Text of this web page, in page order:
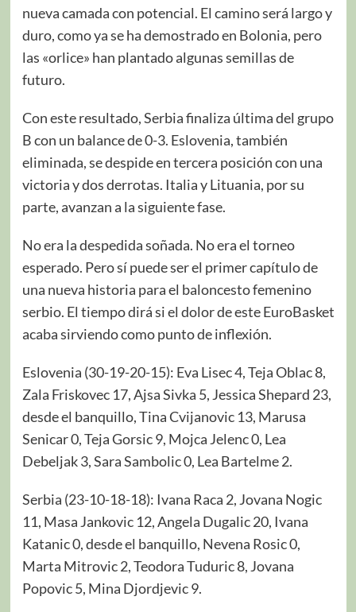
nueva camada con potencial. El camino será largo y
duro, como ya se ha demostrado en Bolonia, pero
las «orlice» han plantado algunas semillas de
futuro.
Con este resultado, Serbia finaliza última del grupo
B con un balance de 0-3. Eslovenia, también
eliminada, se despide en tercera posición con una
victoria y dos derrotas. Italia y Lituania, por su
parte, avanzan a la siguiente fase.
No era la despedida soñada. No era el torneo
esperado. Pero sí puede ser el primer capítulo de
una nueva historia para el baloncesto femenino
serbio. El tiempo dirá si el dolor de este EuroBasket
acaba sirviendo como punto de inflexión.
Eslovenia (30-19-20-15): Eva Lisec 4, Teja Oblac 8,
Zala Friskovec 17, Ajsa Sivka 5, Jessica Shepard 23,
desde el banquillo, Tina Cvijanovic 13, Marusa
Senicar 0, Teja Gorsic 9, Mojca Jelenc 0, Lea
Debeljak 3, Sara Sambolic 0, Lea Bartelme 2.
Serbia (23-10-18-18): Ivana Raca 2, Jovana Nogic
11, Masa Jankovic 12, Angela Dugalic 20, Ivana
Katanic 0, desde el banquillo, Nevena Rosic 0,
Marta Mitrovic 2, Teodora Tuduric 8, Jovana
Popovic 5, Mina Djordjevic 9.